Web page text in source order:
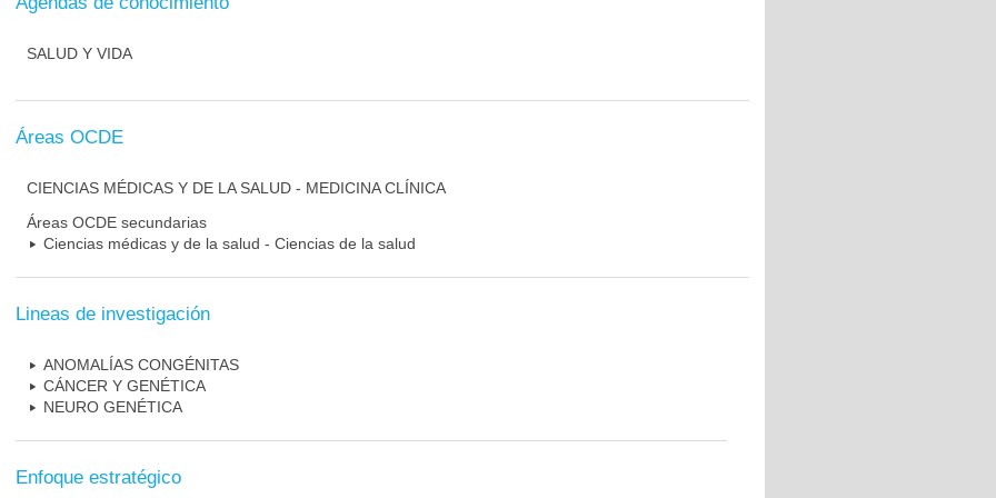
SALUD Y VIDA
Áreas OCDE
CIENCIAS MÉDICAS Y DE LA SALUD - MEDICINA CLÍNICA
Áreas OCDE secundarias
Ciencias médicas y de la salud - Ciencias de la salud
Lineas de investigación
ANOMALÍAS CONGÉNITAS
CÁNCER Y GENÉTICA
NEURO GENÉTICA
Enfoque estratégico